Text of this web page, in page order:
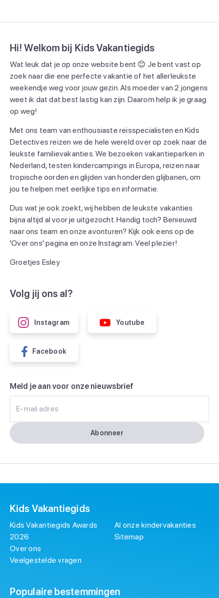
Hi! Welkom bij Kids Vakantiegids
Wat leuk dat je op onze website bent 😊 Je bent vast op
zoek naar die ene perfecte vakantie of het allerleukste
weekendje weg voor jouw gezin. Als moeder van 2 jongens
weet ik dat dat best lastig kan zijn. Daarom help ik je graag
op weg!
Met ons team van enthousiaste reisspecialisten en Kids
Detectives reizen we de hele wereld over op zoek naar de
leukste familievakanties. We bezoeken vakantieparken in
Nederland, testen kindercampings in Europa, reizen naar
tropische oorden en glijden van honderden glijbanen, om
jou te helpen met eerlijke tips en informatie.
Dus wat je ook zoekt, wij hebben de leukste vakanties
bijna altijd al voor je uitgezocht. Handig toch? Benieuwd
naar ons team en onze avonturen? Kijk ook eens op de
'Over ons' pagina en onze Instagram. Veel plezier!
Groetjes Esley
Volg jij ons al?
Instagram Youtube
Facebook
Meld je aan voor onze nieuwsbrief
E-mail adres
Abonneer
Kids Vakantiegids
Kids Vakantiegids Awards
2026
Over ons
Veelgestelde vragen
Al onze kindervakanties
Sitemap
Populaire bestemmingen